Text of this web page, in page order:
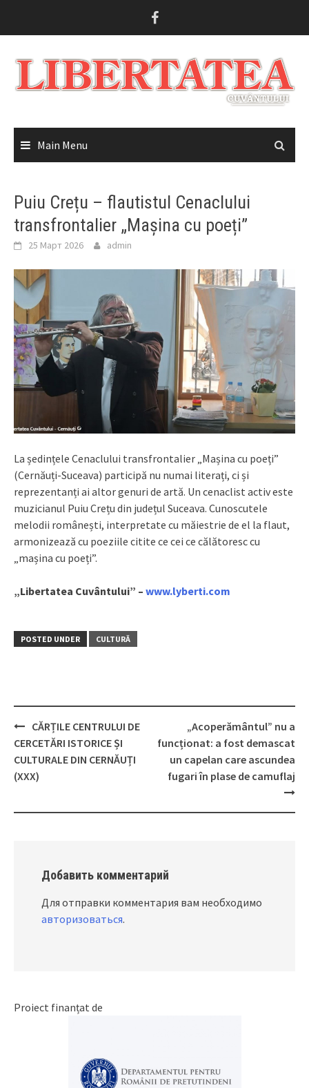
Main Menu
Puiu Crețu – flautistul Cenaclului
transfrontalier „Mașina cu poeți”
25 Март 2026 admin
La ședințele Cenaclului transfrontalier „Mașina cu poeți”
(Cernăuți-Suceava) participă nu numai literați, ci și
reprezentanți ai altor genuri de artă. Un cenaclist activ este
muzicianul Puiu Crețu din județul Suceava. Cunoscutele
melodii românești, interpretate cu măiestrie de el la flaut,
armonizează cu poeziile citite ce cei ce călătoresc cu
„mașina cu poeți”.
„Libertatea Cuvântului” – www.lyberti.com
POSTED UNDER CULTURĂ
Post
navigation
CĂRȚILE CENTRULUI DE
CERCETĂRI ISTORICE ȘI
CULTURALE DIN CERNĂUȚI
(XXX)
„Acoperământul” nu a
funcționat: a fost demascat
un capelan care ascundea
fugari în plase de camuflaj
Добавить комментарий
Для отправки комментария вам необходимо
авторизоваться.
Proiect finanțat de